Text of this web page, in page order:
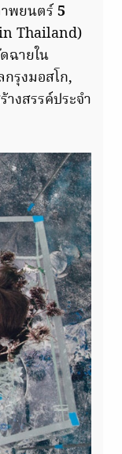
พยนตร์5
in Thailand)
ฉายใน
รุงมอสโก,
งสรรค์ประจำ